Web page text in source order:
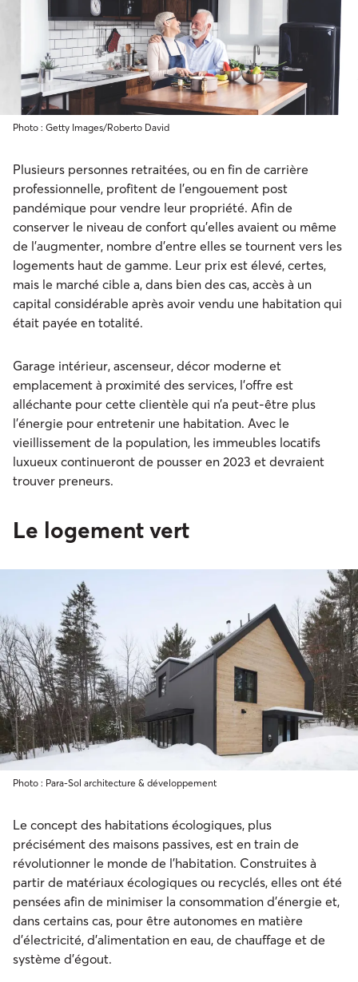
Photo : Getty Images/Roberto David
Plusieurs personnes retraitées, ou en fin de carrière
professionnelle, profitent de l’engouement post
pandémique pour vendre leur propriété. Afin de
conserver le niveau de confort qu’elles avaient ou même
de l’augmenter, nombre d’entre elles se tournent vers les
logements haut de gamme. Leur prix est élevé, certes,
mais le marché cible a, dans bien des cas, accès à un
capital considérable après avoir vendu une habitation qui
était payée en totalité.
Garage intérieur, ascenseur, décor moderne et
emplacement à proximité des services, l’offre est
alléchante pour cette clientèle qui n’a peut-être plus
l’énergie pour entretenir une habitation. Avec le
vieillissement de la population, les immeubles locatifs
luxueux continueront de pousser en 2023 et devraient
trouver preneurs.
Le logement vert
Photo : Para-Sol architecture & développement
Le concept des habitations écologiques, plus
précisément des maisons passives, est en train de
révolutionner le monde de l’habitation. Construites à
partir de matériaux écologiques ou recyclés, elles ont été
pensées afin de minimiser la consommation d’énergie et,
dans certains cas, pour être autonomes en matière
d’électricité, d’alimentation en eau, de chauffage et de
système d’égout.